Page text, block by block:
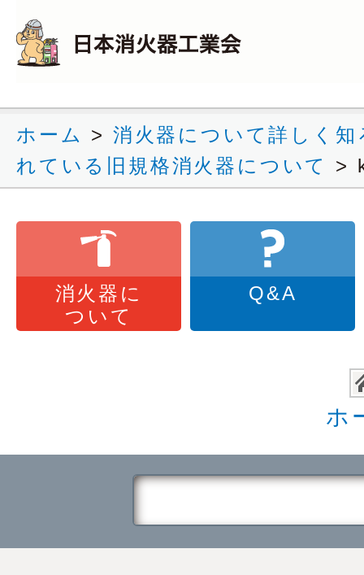
ホーム > 消火器について詳しく知
れている旧規格消火器について
>
消火器に
ついて
Q&A
ホ